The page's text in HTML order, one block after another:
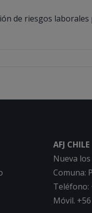
de riesgos
AFJ CHILE
Nueva
Comuna:
Teléfono:
Móvil.